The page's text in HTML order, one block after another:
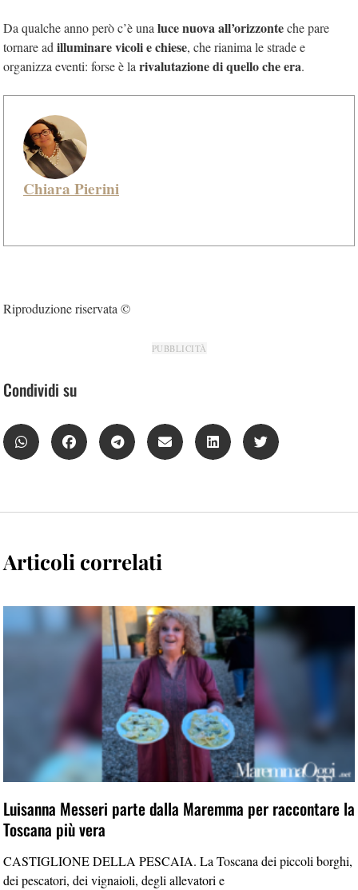
Da qualche anno però c’è una luce nuova all’orizzonteche pare
tornare ad illuminare vicoli e chiese, che rianima le strade e
organizza eventi: forse è la rivalutazione di quello che era.
Chiara Pierini
Riproduzione riservata ©
PUBBLICITÀ
Condividi su
Articoli correlati
Luisanna Messeri parte dalla Maremma per raccontare la
Toscana più vera
CASTIGLIONE DELLA PESCAIA. La Toscana dei piccoli borghi,
dei pescatori, dei vignaioli, degli allevatori e